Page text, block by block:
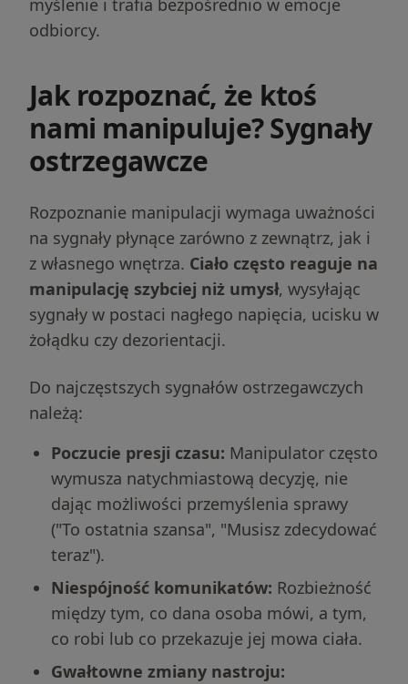
myślenie i trafia bezpośrednio w emocje
odbiorcy.
Jak rozpoznać, że ktoś
nami manipuluje? Sygnały
ostrzegawcze
Rozpoznanie manipulacji wymaga uważności
na sygnały płynące zarówno z zewnątrz, jak i
z własnego wnętrza. Ciało często reaguje na
manipulację szybciej niż umysł, wysyłając
sygnały w postaci nagłego napięcia, ucisku w
żołądku czy dezorientacji.
Do najczęstszych sygnałów ostrzegawczych
należą:
Poczucie presji czasu: Manipulator często
wymusza natychmiastową decyzję, nie
dając możliwości przemyślenia sprawy
("To ostatnia szansa", "Musisz zdecydować
teraz").
Niespójność komunikatów: Rozbieżność
między tym, co dana osoba mówi, a tym,
co robi lub co przekazuje jej mowa ciała.
Gwałtowne zmiany nastroju: